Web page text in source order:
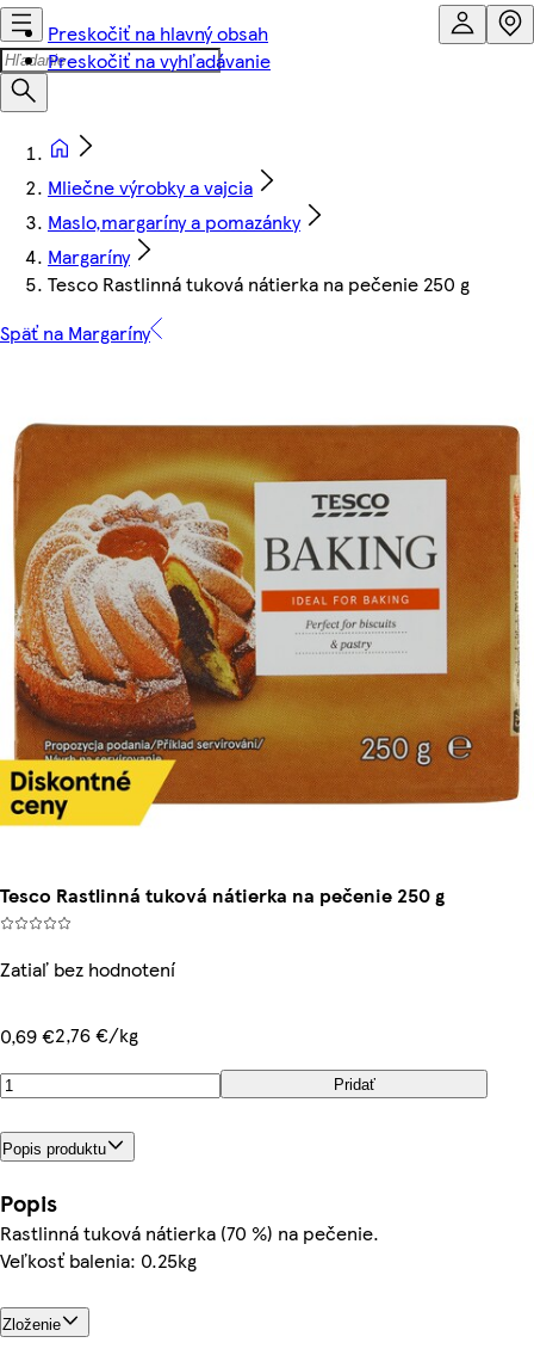
Preskočiť na hlavný obsah
Preskočiť na vyhľadávanie
Mliečne výrobky a vajcia
Maslo,margaríny a pomazánky
Margaríny
Tesco Rastlinná tuková nátierka na pečenie 250 g
Späť na Margaríny
Tesco Rastlinná tuková nátierka na pečenie 250 g
Zatiaľ bez hodnotení
0,69 €2,76 €/kg
Pridať
Popis produktu
Popis
Rastlinná tuková nátierka (70 %) na pečenie.
Veľkosť balenia: 0.25kg
Zloženie